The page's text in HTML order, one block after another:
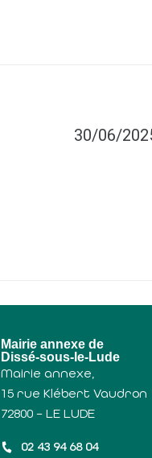
30/06/
Mairie annexe de
Dissé-sous-le-Lude
Mairie annexe,
15 rue Klébert Vaudron
72800 – LE LUDE
02 43 94 68 04